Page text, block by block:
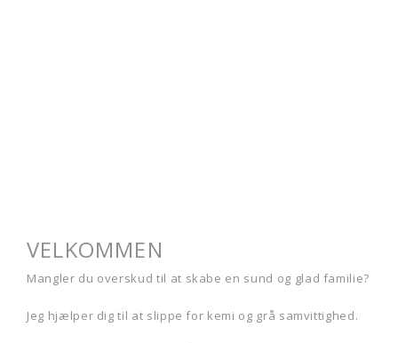
VELKOMMEN
Mangler du overskud til at skabe en sund og glad familie?
Jeg hjælper dig til at slippe for kemi og grå samvittighed.